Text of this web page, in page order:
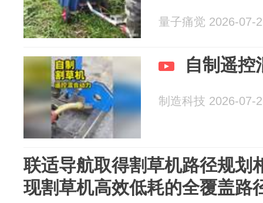
量子痛觉 2026-07-
自制遥控
制造科技 2026-07-
联适导航取得割草机路径规划
现割草机高效低耗的全覆盖路